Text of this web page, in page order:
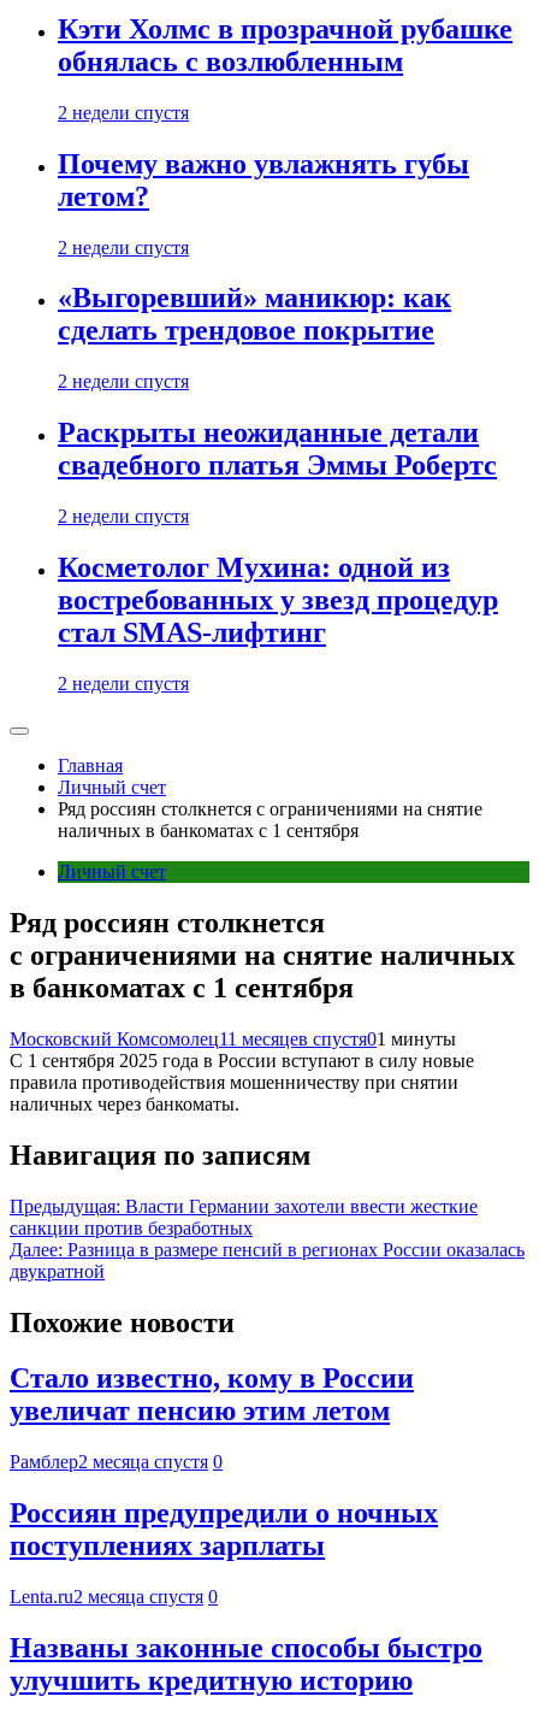
Кэти Холмс в прозрачной рубашке
обнялась с возлюбленным
2 недели спустя
Почему важно увлажнять губы
летом?
2 недели спустя
«Выгоревший» маникюр: как
сделать трендовое покрытие
2 недели спустя
Раскрыты неожиданные детали
свадебного платья Эммы Робертс
2 недели спустя
Косметолог Мухина: одной из
востребованных у звезд процедур
стал SMAS-лифтинг
2 недели спустя
Главная
Личный счет
Ряд россиян столкнется с ограничениями на снятие
наличных в банкоматах с 1 сентября
Личный счет
Ряд россиян столкнется
с ограничениями на снятие наличных
в банкоматах с 1 сентября
Московский Комсомолец11 месяцев спустя01 минуты
С 1 сентября 2025 года в России вступают в силу новые
правила противодействия мошенничеству при снятии
наличных через банкоматы.
Навигация по записям
Предыдущая: Власти Германии захотели ввести жесткие
санкции против безработных
Далее: Разница в размере пенсий в регионах России оказалась
двукратной
Похожие новости
Стало известно, кому в России
увеличат пенсию этим летом
Рамблер2 месяца спустя 0
Россиян предупредили о ночных
поступлениях зарплаты
Lenta.ru2 месяца спустя 0
Названы законные способы быстро
улучшить кредитную историю